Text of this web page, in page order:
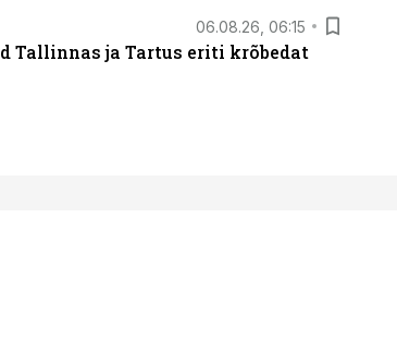
06.08.26, 06:15
Tallinnas ja Tartus eriti krõbedat